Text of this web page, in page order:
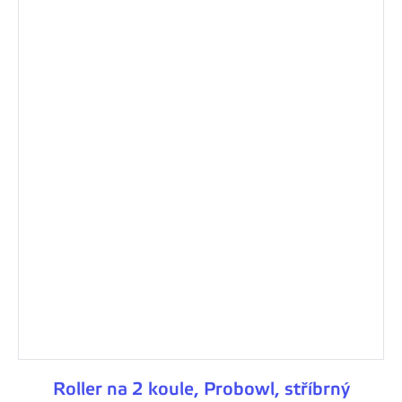
Roller na 2 koule, Probowl, stříbrný